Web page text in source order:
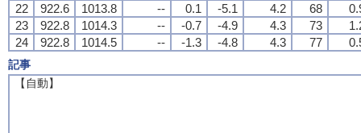
22
922.6 1013.8 -- 0.1 -5.1 4.2 68
23
922.8 1014.3 -- -0.7 -4.9 4.3 73
24
922.8 1014.5 -- -1.3 -4.8 4.3 77
記事
【自動】